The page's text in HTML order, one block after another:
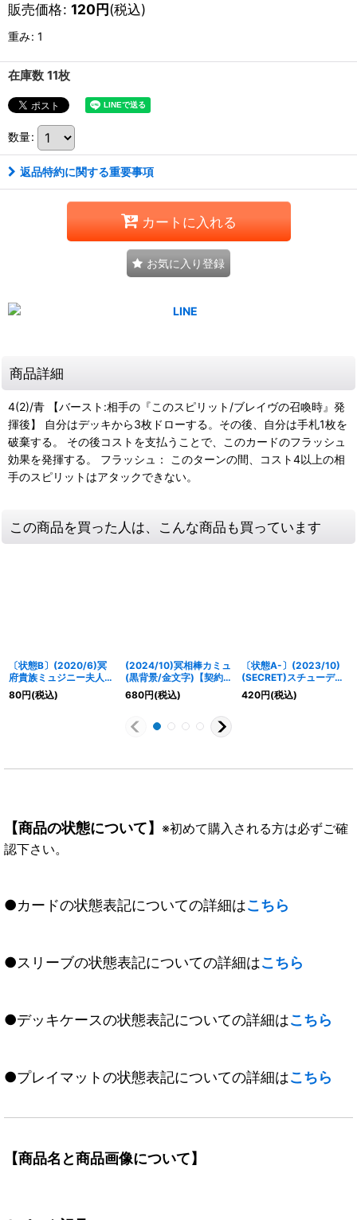
販売価格: 120円(税込)
重み: 1
在庫数 11枚
数量:
返品特約に関する重要事項
カートに入れる
お気に入り登録
商品詳細
4(2)/青 【バースト:相手の『このスピリット/ブレイヴの召喚時』発
揮後】 自分はデッキから3枚ドローする。その後、自分は手札1枚を
破棄する。 その後コストを支払うことで、このカードのフラッシュ
効果を発揮する。 フラッシュ： このターンの間、コスト4以上の相
手のスピリットはアタックできない。
この商品を買った人は、こんな商品も買っています
〔状態B〕(2020/6)冥
府貴族ミュジニー夫人
【C】{BS51-024}
《紫》
80円(税込)
(2024/10)冥相棒カミュ
(黒背景/金文字)【契約
X】{BS65-CX01}
《紫》
680円(税込)
〔状態A-〕(2023/10)
(SECRET)スチューデン
トガールカミュ【R-
SEC】{BS66-017}
420円(税込)
【商品の状態について】 ※初めて購入される方は必ずご確
認下さい。
●カードの状態表記についての詳細はこちら
●スリーブの状態表記についての詳細はこちら
●デッキケースの状態表記についての詳細はこちら
●プレイマットの状態表記についての詳細はこちら
【商品名と商品画像について】